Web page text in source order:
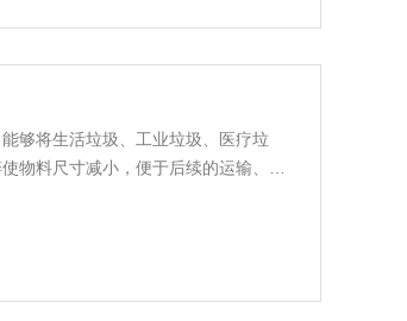
够将生活垃圾、工业垃圾、医疗垃
物料尺寸减小，便于后续的运输、储